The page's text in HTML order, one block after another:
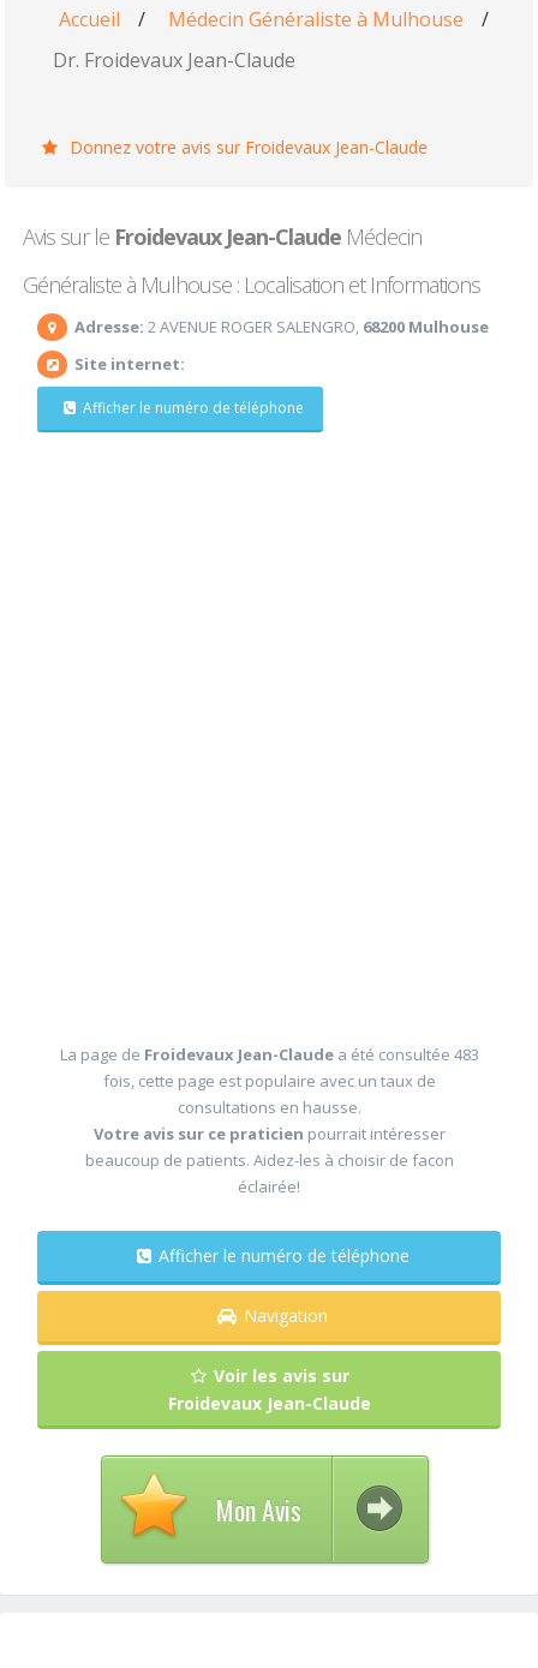
Accueil / Médecin Généraliste à Mulhouse
/
Dr. Froidevaux Jean-Claude
Donnez votre avis sur Froidevaux Jean-Claude
Avis sur le Froidevaux Jean-Claude Médecin
Généraliste à Mulhouse : Localisation et Informations
Adresse: 2 AVENUE ROGER SALENGRO, 68200 Mulhouse
Site internet:
Afficher le numéro de téléphone
La page de Froidevaux Jean-Claude a été consultée 483
fois, cette page est populaire avec un taux de
consultations en hausse.
Votre avis sur ce praticien pourrait intéresser
beaucoup de patients. Aidez-les à choisir de facon
éclairée!
Afficher le numéro de téléphone
Navigation
Voir les avis sur
Froidevaux Jean-Claude
Mon Avis